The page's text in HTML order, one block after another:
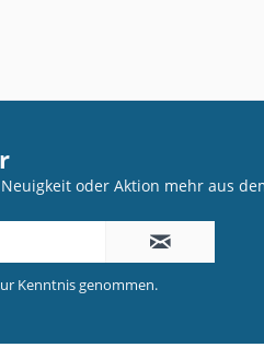
oder Aktion mehr aus
Kenntnis genommen.